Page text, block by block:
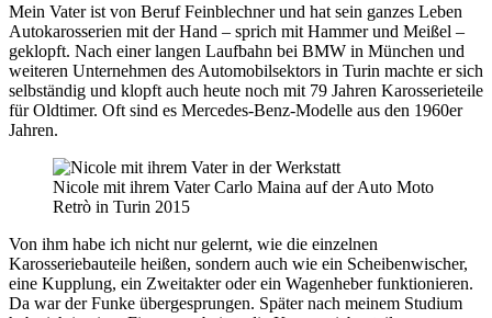
Mein Vater ist von Beruf Feinblechner und hat sein ganzes Leben
Autokarosserien mit der Hand – sprich mit Hammer und Meißel –
geklopft. Nach einer langen Laufbahn bei BMW in München und
weiteren Unternehmen des Automobilsektors in Turin machte er sich
selbständig und klopft auch heute noch mit 79 Jahren Karosserieteile
für Oldtimer. Oft sind es Mercedes-Benz-Modelle aus den 1960er
Jahren.
Nicole mit ihrem Vater Carlo Maina auf der Auto Moto
Retrò in Turin 2015
Von ihm habe ich nicht nur gelernt, wie die einzelnen
Karosseriebauteile heißen, sondern auch wie ein Scheibenwischer,
eine Kupplung, ein Zweitakter oder ein Wagenheber funktionieren.
Da war der Funke übergesprungen. Später nach meinem Studium